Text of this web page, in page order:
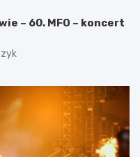
– 60. MFO – koncert